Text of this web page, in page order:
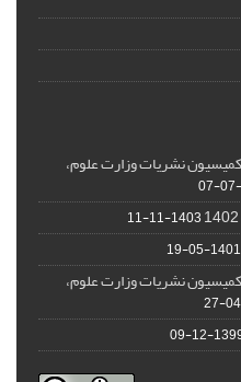
نشریات وزارت علوم،
1403-11-11
1401-05-19
نشریات وزارت علوم،
1399-